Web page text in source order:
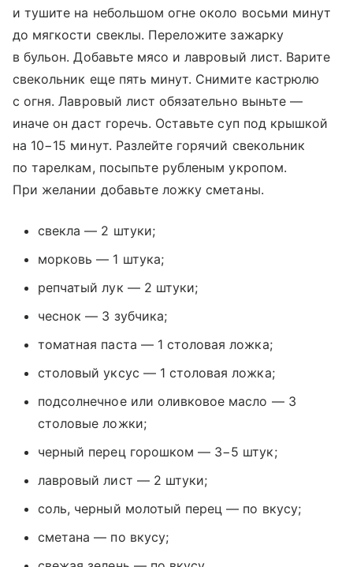
и тушите на небольшом огне около восьми минут
до мягкости свеклы. Переложите зажарку
в бульон. Добавьте мясо и лавровый лист. Варите
свекольник еще пять минут. Снимите кастрюлю
с огня. Лавровый лист обязательно выньте —
иначе он даст горечь. Оставьте суп под крышкой
на 10−15 минут. Разлейте горячий свекольник
по тарелкам, посыпьте рубленым укропом.
При желании добавьте ложку сметаны.
свекла — 2 штуки;
морковь — 1 штука;
репчатый лук — 2 штуки;
чеснок — 3 зубчика;
томатная паста — 1 столовая ложка;
столовый уксус — 1 столовая ложка;
подсолнечное или оливковое масло — 3
столовые ложки;
черный перец горошком — 3−5 штук;
лавровый лист — 2 штуки;
соль, черный молотый перец — по вкусу;
сметана — по вкусу;